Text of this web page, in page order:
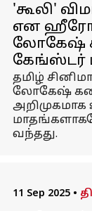
'கூலி'
என
லோகேஷ்
கேங்ஸ்டர்
தமிழ்
லோகேஷ்
வந்தது.
11 Sep 2025 •